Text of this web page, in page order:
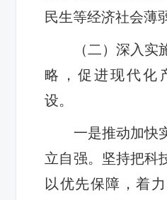
民生等经济社会薄
（二）深入实
略，促进现代化
设。
一是推动加快实
立自强。坚持把科
以优先保障，着